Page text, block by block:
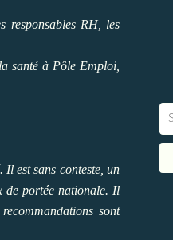
responsables RH, les
santé à Pôle Emploi,
est sans conteste, un
de portée nationale. Il
sont